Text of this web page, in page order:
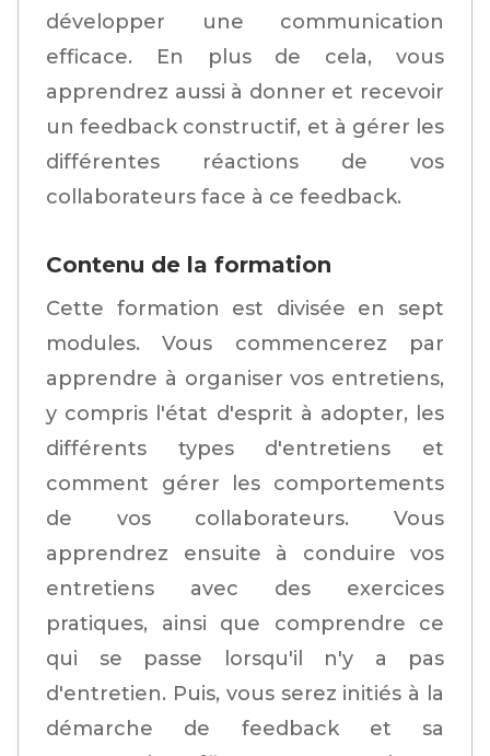
développer une communication
efficace. En plus de cela, vous
apprendrez aussi à donner et recevoir
un feedback constructif, et à gérer les
différentes réactions de vos
collaborateurs face à ce feedback.
Contenu de la formation
Cette formation est divisée en sept
modules. Vous commencerez par
apprendre à organiser vos entretiens,
y compris l'état d'esprit à adopter, les
différents types d'entretiens et
comment gérer les comportements
de vos collaborateurs. Vous
apprendrez ensuite à conduire vos
entretiens avec des exercices
pratiques, ainsi que comprendre ce
qui se passe lorsqu'il n'y a pas
d'entretien. Puis, vous serez initiés à la
démarche de feedback et sa